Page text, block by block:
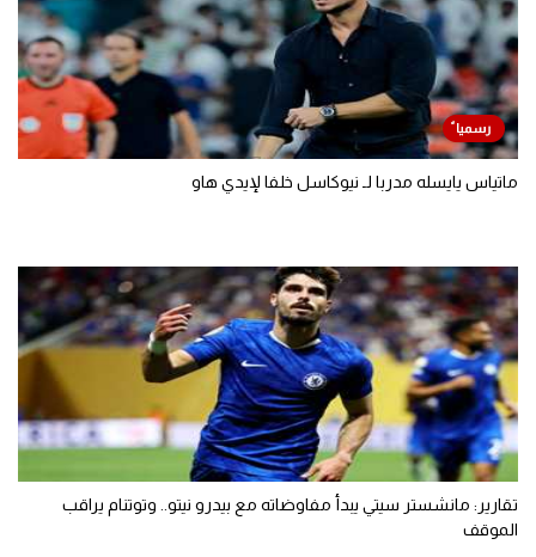
ماتياس يايسله مدربا لـ نيوكاسل خلفا لإيدي هاو
تقارير: مانشستر سيتي يبدأ مفاوضاته مع بيدرو نيتو.. وتوتنام يراقب
الموقف